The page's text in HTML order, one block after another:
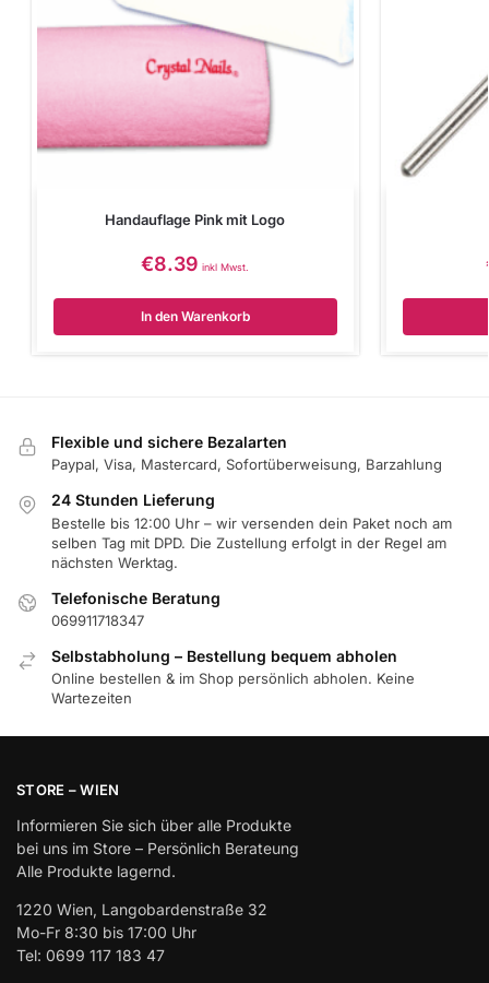
Handauflage Pink mit Logo
€8.39 inkl Mwst.
In den Warenkorb
Flexible und sichere Bezalarten
Paypal, Visa, Mastercard, Sofortüberweisung, Barzahlung
24 Stunden Lieferung
Bestelle bis 12:00 Uhr – wir versenden dein Paket noch am
selben Tag mit DPD. Die Zustellung erfolgt in der Regel am
nächsten Werktag.
Telefonische Beratung
069911718347
Selbstabholung – Bestellung bequem abholen
Online bestellen & im Shop persönlich abholen. Keine
Wartezeiten
STORE – WIEN
Informieren Sie sich über alle Produkte
bei uns im Store – Persönlich Berateung
Alle Produkte lagernd.
1220 Wien, Langobardenstraße 32
Mo-Fr 8:30 bis 17:00 Uhr
Tel: 0699 117 183 47